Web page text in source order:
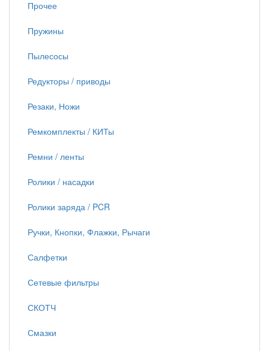
Прочее
Пружины
Пылесосы
Редукторы / приводы
Резаки, Ножи
Ремкомплекты / КИТы
Ремни / ленты
Ролики / насадки
Ролики заряда / PCR
Ручки, Кнопки, Флажки, Рычаги
Салфетки
Сетевые фильтры
СКОТЧ
Смазки